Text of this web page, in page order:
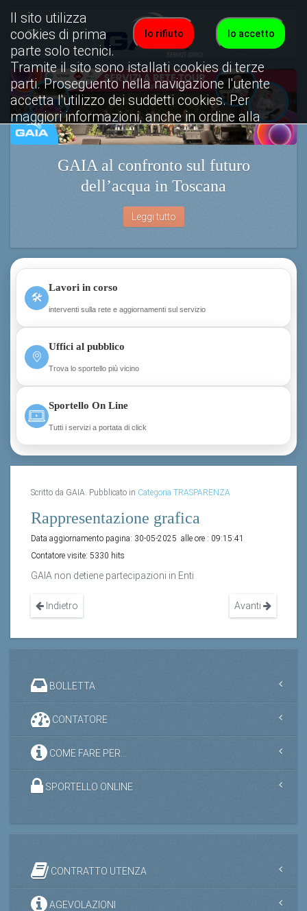
GAIA al confronto sul futuro
dell’acqua in Toscana
Leggi tutto
🛠
Lavori in corso
interventi sulla rete e aggiornamenti sul servizio
Uffici al pubblico
Trova lo sportello più vicino
Sportello On Line
Tutti i servizi a portata di click
Scritto da GAIA. Pubblicato in Categoria TRASPARENZA
Rappresentazione grafica
Data aggiornamento pagina: 30-05-2025 alle ore : 09:15:41
Contatore visite: 5330 hits
GAIA non detiene partecipazioni in Enti
Indietro Avanti
BOLLETTA
CONTATORE
COME FARE PER...
SPORTELLO ONLINE
CONTRATTO UTENZA
AGEVOLAZIONI
Io accetto
Io rifiuto
Il sito utilizza
cookies di prima
parte solo tecnici.
Tramite il sito sono istallati cookies di terze
parti. Proseguento nella navigazione l'utente
accetta l'utilizzo dei suddetti cookies. Per
maggiori informazioni, anche in ordine alla
disattivazione, è possibile consultare
l'informativa cookies completa.
Visualizza informativa completa.